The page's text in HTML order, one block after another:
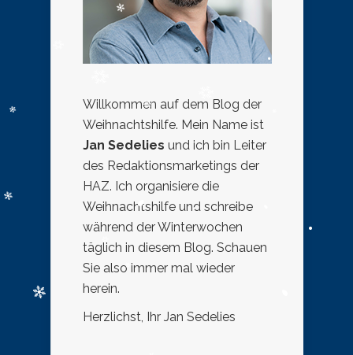
Willkommen auf dem Blog der
Weihnachtshilfe. Mein Name ist
Jan Sedelies und ich bin Leiter
des Redaktionsmarketings der
HAZ. Ich organisiere die
Weihnachtshilfe und schreibe
während der Winterwochen
täglich in diesem Blog. Schauen
Sie also immer mal wieder
herein.
Herzlichst, Ihr Jan Sedelies